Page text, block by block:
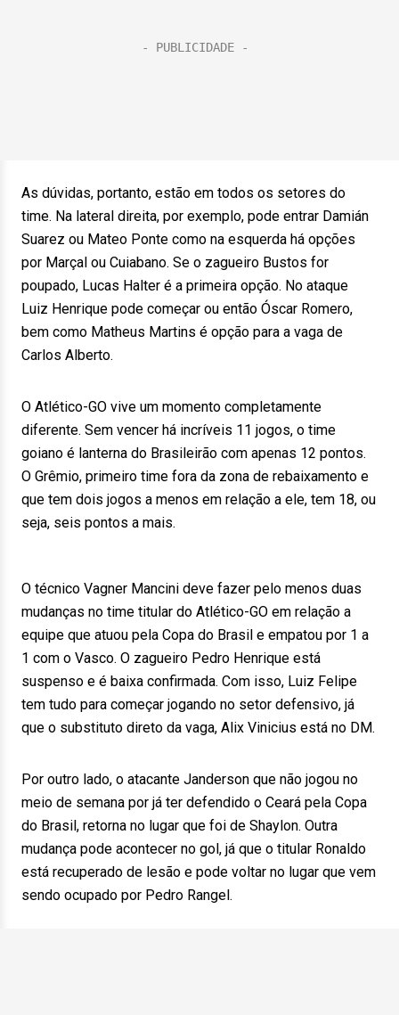
As dúvidas, portanto, estão em todos os setores do
time. Na lateral direita, por exemplo, pode entrar Damián
Suarez ou Mateo Ponte como na esquerda há opções
por Marçal ou Cuiabano. Se o zagueiro Bustos for
poupado, Lucas Halter é a primeira opção. No ataque
Luiz Henrique pode começar ou então Óscar Romero,
bem como Matheus Martins é opção para a vaga de
Carlos Alberto.
O Atlético-GO vive um momento completamente
diferente. Sem vencer há incríveis 11 jogos, o time
goiano é lanterna do Brasileirão com apenas 12 pontos.
O Grêmio, primeiro time fora da zona de rebaixamento e
que tem dois jogos a menos em relação a ele, tem 18, ou
seja, seis pontos a mais.
O técnico Vagner Mancini deve fazer pelo menos duas
mudanças no time titular do Atlético-GO em relação a
equipe que atuou pela Copa do Brasil e empatou por 1 a
1 com o Vasco. O zagueiro Pedro Henrique está
suspenso e é baixa confirmada. Com isso, Luiz Felipe
tem tudo para começar jogando no setor defensivo, já
que o substituto direto da vaga, Alix Vinicius está no DM.
Por outro lado, o atacante Janderson que não jogou no
meio de semana por já ter defendido o Ceará pela Copa
do Brasil, retorna no lugar que foi de Shaylon. Outra
mudança pode acontecer no gol, já que o titular Ronaldo
está recuperado de lesão e pode voltar no lugar que vem
sendo ocupado por Pedro Rangel.